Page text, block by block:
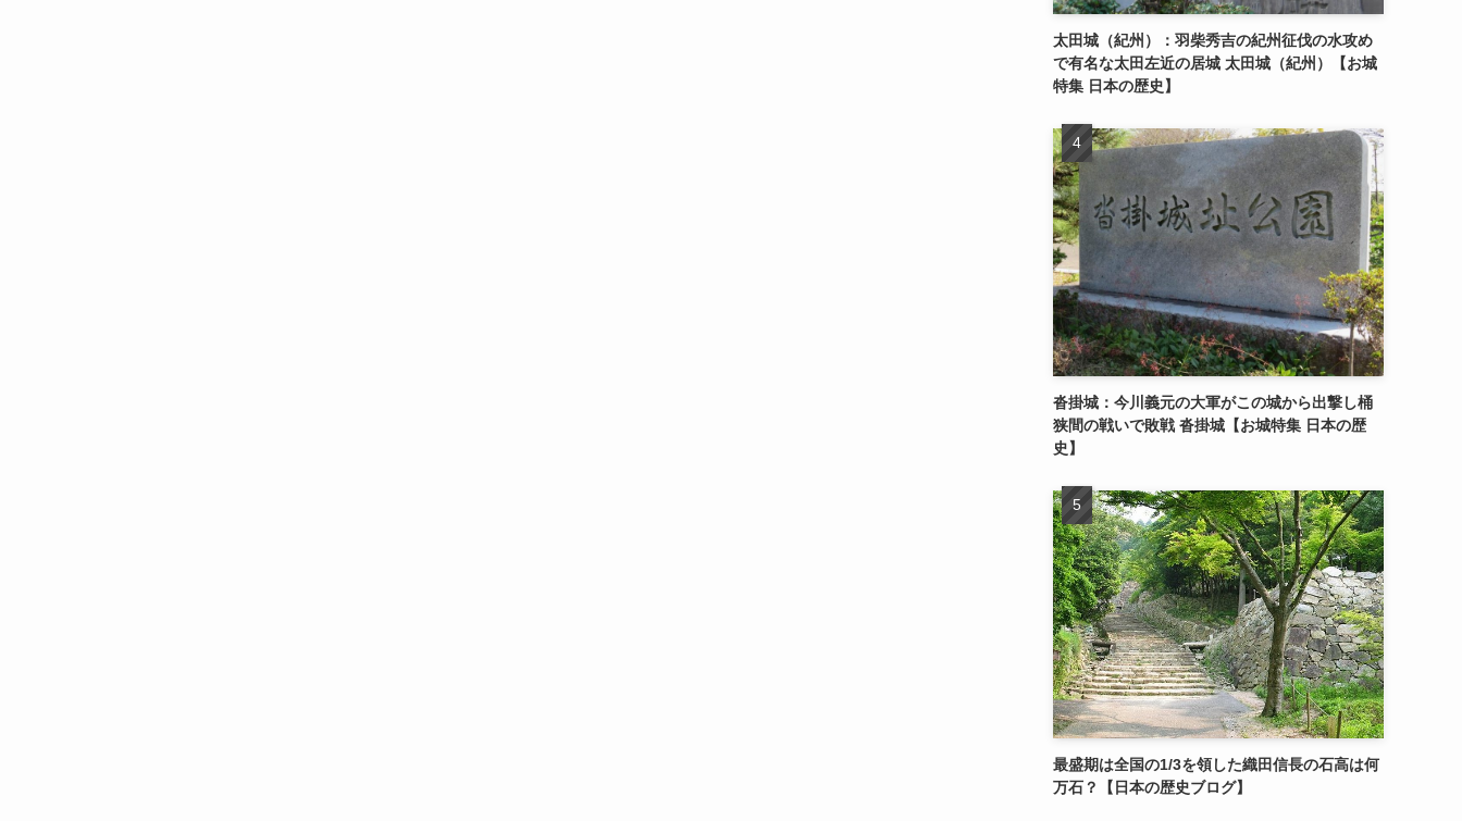
太田城（紀州）：羽柴秀吉の紀州征伐の水攻め
で有名な太田左近の居城 太田城（紀州）【お城
特集 日本の歴史】
沓掛城：今川義元の大軍がこの城から出撃し桶
狭間の戦いで敗戦 沓掛城【お城特集 日本の歴
史】
最盛期は全国の1/3を領した織田信長の石高は何
万石？【日本の歴史ブログ】